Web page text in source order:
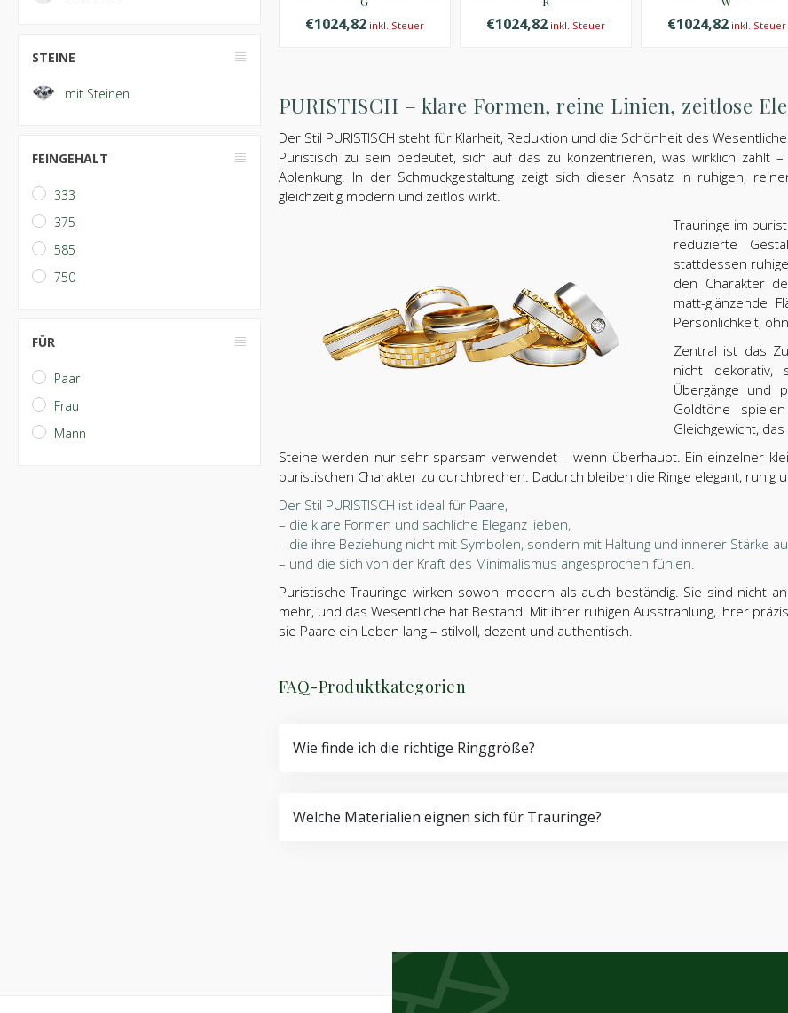
€1024,82inkl. Steuer €1024,82inkl. Steuer €1024,82inkl. Steuer
PURISTISCH – klare Formen, reine Linien, zeitlose
Der Stil PURISTISCH steht für Klarheit, Reduktion und die Schönheit des
Puristisch zu sein bedeutet, sich auf das zu konzentrieren, was wirklich zählt
Ablenkung. In der Schmuckgestaltung zeigt sich dieser Ansatz in ruhigen,
gleichzeitig modern und zeitlos wirkt.
Trauringe im
reduzierte
stattdessen
den Charakter
matt-glänzende
Persönlichkeit,
Zentral ist das
nicht dekorativ,
Übergänge und
Goldtöne
Gleichgewicht,
Steine werden nur sehr sparsam verwendet – wenn überhaupt. Ein einzelner
puristischen Charakter zu durchbrechen. Dadurch bleiben die Ringe elegant,
Der Stil PURISTISCH ist ideal für Paare,
– die klare Formen und sachliche Eleganz lieben,
– die ihre Beziehung nicht mit Symbolen, sondern mit Haltung und innerer Stärke
– und die sich von der Kraft des Minimalismus angesprochen fühlen.
Puristische Trauringe wirken sowohl modern als auch beständig. Sie sind nicht
mehr, und das Wesentliche hat Bestand. Mit ihrer ruhigen Ausstrahlung, ihrer
sie Paare ein Leben lang – stilvoll, dezent und authentisch.
FAQ-Produktkategorien
Wie finde ich die richtige Ringgröße?
Welche Materialien eignen sich für Trauringe?
STEINE
mit Steinen
FEINGEHALT
333
375
585
750
FÜR
Paar
Frau
Mann